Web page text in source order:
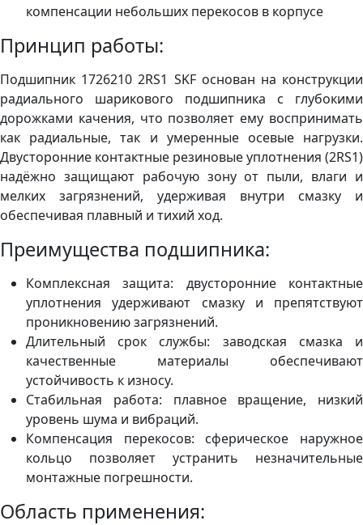
компенсации небольших перекосов в корпусе
Принцип работы:
Подшипник 1726210 2RS1 SKF основан на конструкции
радиального шарикового подшипника с глубокими
дорожками качения, что позволяет ему воспринимать
как радиальные, так и умеренные осевые нагрузки.
Двусторонние контактные резиновые уплотнения (2RS1)
надёжно защищают рабочую зону от пыли, влаги и
мелких загрязнений, удерживая внутри смазку и
обеспечивая плавный и тихий ход.
Преимущества подшипника:
Комплексная защита: двусторонние контактные
уплотнения удерживают смазку и препятствуют
проникновению загрязнений.
Длительный срок службы: заводская смазка и
качественные материалы обеспечивают
устойчивость к износу.
Стабильная работа: плавное вращение, низкий
уровень шума и вибраций.
Компенсация перекосов: сферическое наружное
кольцо позволяет устранить незначительные
монтажные погрешности.
Область применения: